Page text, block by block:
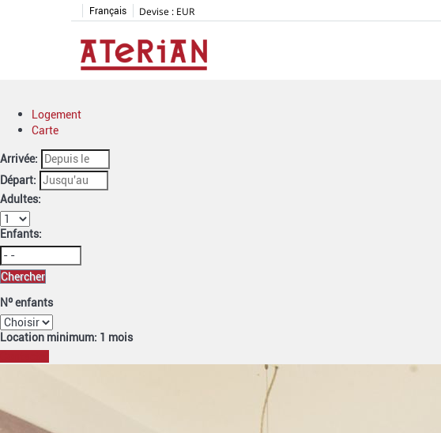
Français Devise : EUR
Logement
Carte
Arrivée:
Départ:
Adultes:
Enfants:
Chercher
Nº enfants
Location minimum: 1 mois